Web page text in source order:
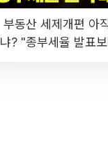
부동산 세제개편 아
냐? "종부세율 발표